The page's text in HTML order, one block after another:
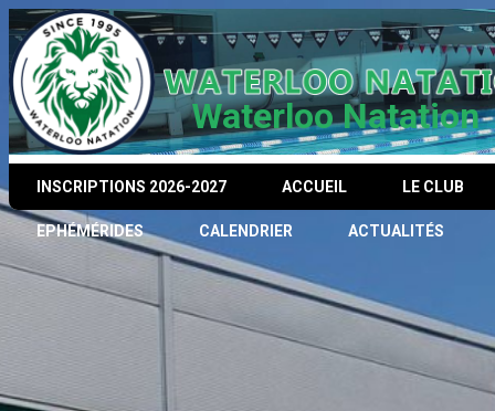
Waterloo Natation
INSCRIPTIONS 2026-2027 ACCUEIL LE CLUB
EPHÉMÉRIDES CALENDRIER ACTUALITÉS